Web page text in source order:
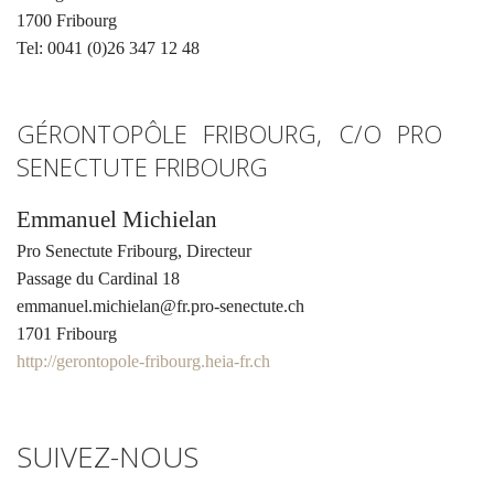
1700 Fribourg
Tel: 0041 (0)26 347 12 48
GÉRONTOPÔLE FRIBOURG, C/O PRO
SENECTUTE FRIBOURG
Emmanuel Michielan
Pro Senectute Fribourg, Directeur
Passage du Cardinal 18
emmanuel.michielan@fr.pro-senectute.ch
1701 Fribourg
http://gerontopole-fribourg.heia-fr.ch
SUIVEZ-NOUS